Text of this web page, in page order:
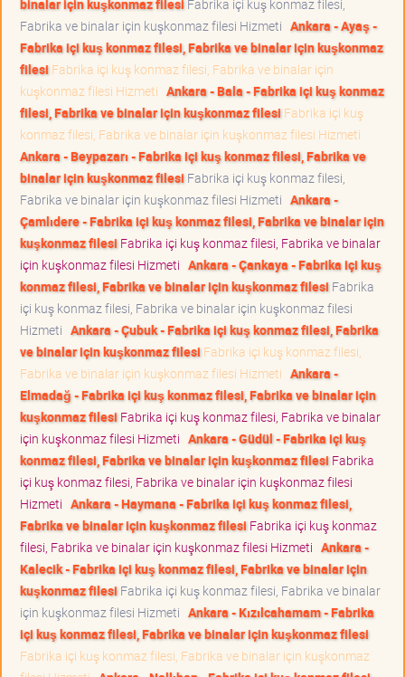
binalar için kuşkonmaz filesi Fabrika içi kuş konmaz filesi,
Fabrika ve binalar için kuşkonmaz filesi Hizmeti Ankara - Ayaş -
Fabrika içi kuş konmaz filesi, Fabrika ve binalar için kuşkonmaz
filesi Fabrika içi kuş konmaz filesi, Fabrika ve binalar için
kuşkonmaz filesi Hizmeti Ankara - Bala - Fabrika içi kuş konmaz
filesi, Fabrika ve binalar için kuşkonmaz filesi Fabrika içi kuş
konmaz filesi, Fabrika ve binalar için kuşkonmaz filesi Hizmeti
Ankara - Beypazarı - Fabrika içi kuş konmaz filesi, Fabrika ve
binalar için kuşkonmaz filesi Fabrika içi kuş konmaz filesi,
Fabrika ve binalar için kuşkonmaz filesi Hizmeti Ankara -
Çamlıdere - Fabrika içi kuş konmaz filesi, Fabrika ve binalar için
kuşkonmaz filesi Fabrika içi kuş konmaz filesi, Fabrika ve binalar
için kuşkonmaz filesi Hizmeti Ankara - Çankaya - Fabrika içi kuş
konmaz filesi, Fabrika ve binalar için kuşkonmaz filesi Fabrika
içi kuş konmaz filesi, Fabrika ve binalar için kuşkonmaz filesi
Hizmeti Ankara - Çubuk - Fabrika içi kuş konmaz filesi, Fabrika
ve binalar için kuşkonmaz filesi Fabrika içi kuş konmaz filesi,
Fabrika ve binalar için kuşkonmaz filesi Hizmeti Ankara -
Elmadağ - Fabrika içi kuş konmaz filesi, Fabrika ve binalar için
kuşkonmaz filesi Fabrika içi kuş konmaz filesi, Fabrika ve binalar
için kuşkonmaz filesi Hizmeti Ankara - Güdül - Fabrika içi kuş
konmaz filesi, Fabrika ve binalar için kuşkonmaz filesi Fabrika
içi kuş konmaz filesi, Fabrika ve binalar için kuşkonmaz filesi
Hizmeti Ankara - Haymana - Fabrika içi kuş konmaz filesi,
Fabrika ve binalar için kuşkonmaz filesi Fabrika içi kuş konmaz
filesi, Fabrika ve binalar için kuşkonmaz filesi Hizmeti Ankara -
Kalecik - Fabrika içi kuş konmaz filesi, Fabrika ve binalar için
kuşkonmaz filesi Fabrika içi kuş konmaz filesi, Fabrika ve binalar
için kuşkonmaz filesi Hizmeti Ankara - Kızılcahamam - Fabrika
içi kuş konmaz filesi, Fabrika ve binalar için kuşkonmaz filesi
Fabrika içi kuş konmaz filesi, Fabrika ve binalar için kuşkonmaz